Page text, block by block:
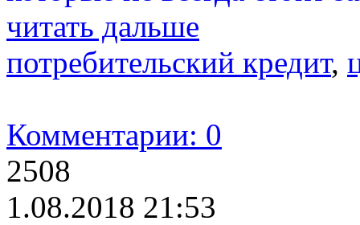
читать дальше
потребительский кредит,
Комментарии: 0
2508
1.08.2018 21:53